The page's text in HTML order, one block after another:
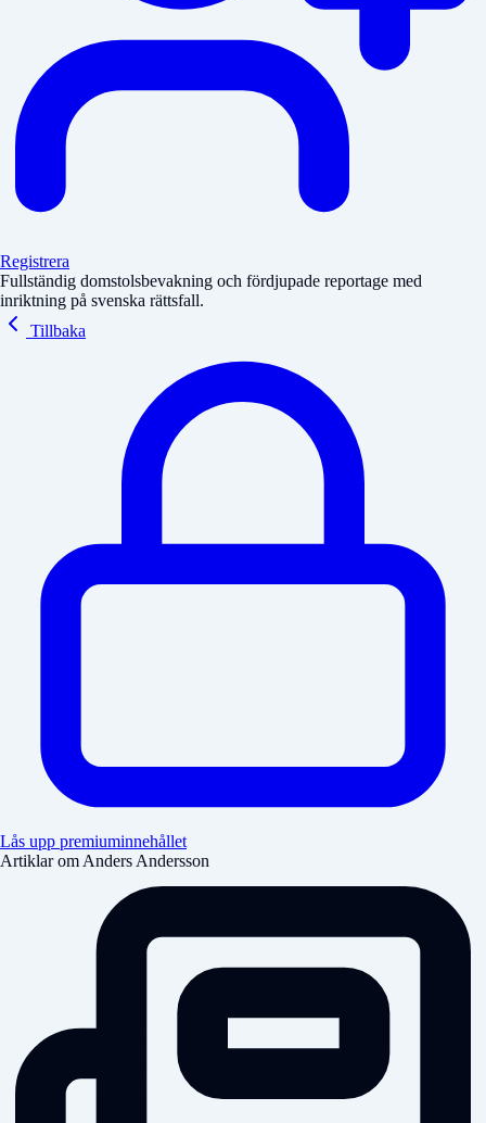
Registrera
Fullständig domstolsbevakning och fördjupade reportage med
inriktning på svenska rättsfall.
Tillbaka
Lås upp premiuminnehållet
Artiklar om Anders Andersson